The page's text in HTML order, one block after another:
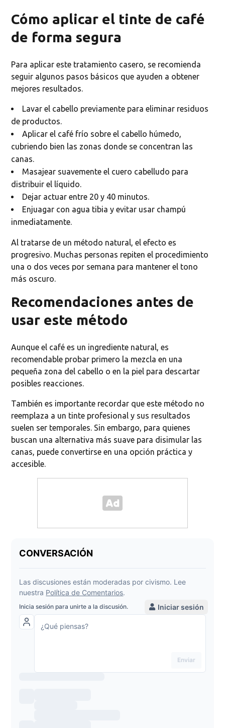
Cómo aplicar el tinte de café
de forma segura
Para aplicar este tratamiento casero, se recomienda
seguir algunos pasos básicos que ayuden a obtener
mejores resultados.
Lavar el cabello previamente para eliminar residuos
de productos.
Aplicar el café frío sobre el cabello húmedo,
cubriendo bien las zonas donde se concentran las
canas.
Masajear suavemente el cuero cabelludo para
distribuir el líquido.
Dejar actuar entre 20 y 40 minutos.
Enjuagar con agua tibia y evitar usar champú
inmediatamente.
Al tratarse de un método natural, el efecto es
progresivo. Muchas personas repiten el procedimiento
una o dos veces por semana para mantener el tono
más oscuro.
Recomendaciones antes de
usar este método
Aunque el café es un ingrediente natural, es
recomendable probar primero la mezcla en una
pequeña zona del cabello o en la piel para descartar
posibles reacciones.
También es importante recordar que este método no
reemplaza a un tinte profesional y sus resultados
suelen ser temporales. Sin embargo, para quienes
buscan una alternativa más suave para disimular las
canas, puede convertirse en una opción práctica y
accesible.